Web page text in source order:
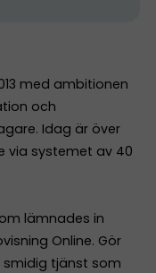
med ambitionen
och
Idag är över
via systemet av 40
lämnades in
Online. Gör
tjänst som